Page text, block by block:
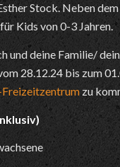
Stock. Neben
Kids von 0-3 Jahren.
und deine Familie/
28.12.24 bis zum
zu